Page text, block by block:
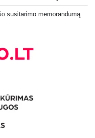
susitarimo memorandumą